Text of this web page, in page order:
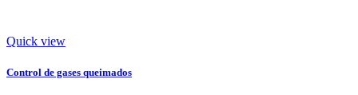
Quick view
Control de gases queimados